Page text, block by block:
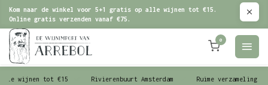
Kom naar de winkel voor 5+1 gratis op alle wijnen tot €15.
Online gratis verzenden vanaf €75.
0
wijnen tot €15 Rivierenbuurt Amsterdam Ruime verzameling